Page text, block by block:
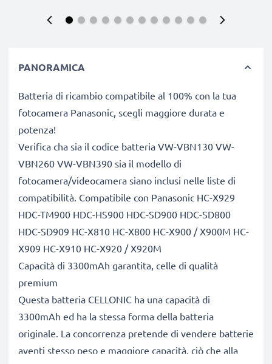
PANORAMICA
Batteria di ricambio compatibile al 100% con la tua
fotocamera Panasonic, scegli maggiore durata e
potenza!
Verifica cha sia il codice batteria VW-VBN130 VW-
VBN260 VW-VBN390 sia il modello di
fotocamera/videocamera siano inclusi nelle liste di
compatibilità. Compatibile con Panasonic HC-X929
HDC-TM900 HDC-HS900 HDC-SD900 HDC-SD800
HDC-SD909 HC-X810 HC-X800 HC-X900 / X900M HC-
X909 HC-X910 HC-X920 / X920M
Capacità di 3300mAh garantita, celle di qualità
premium
Questa batteria CELLONIC ha una capacità di
3300mAh ed ha la stessa forma della batteria
originale. La concorrenza pretende di vendere batterie
aventi stesso peso e maggiore capacità, ciò che alla